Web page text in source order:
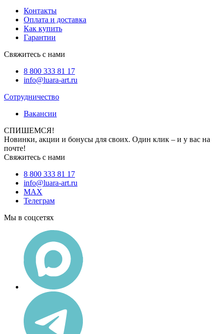
Контакты
Оплата и доставка
Как купить
Гарантии
Свяжитесь с нами
8 800 333 81 17
info@luara-art.ru
Сотрудничество
Вакансии
СПИШЕМСЯ!
Новинки, акции и бонусы для своих. Один клик – и у вас на
почте!
Свяжитесь с нами
8 800 333 81 17
info@luara-art.ru
MAX
Телеграм
Мы в соцсетях